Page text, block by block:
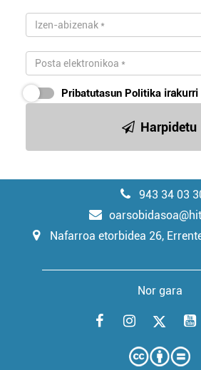
Pribatutasun Politika
Harpidetu
943 34 03
Nafarroa etorbidea 26,
Nor gara